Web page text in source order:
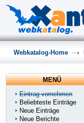
Webkatalog-Home
MENÜ
Eintrag vornehmen
Beliebteste Einträge
Neue Einträge
Neue Berichte